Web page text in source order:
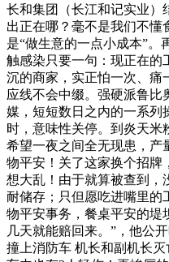
长和集团（长江和记实业）
出正在哪？毫不是我们不懂
是“做生意的一点小成本”。
触感染只要一句：现正在的
沉的商家，实正怕一次、痛
应线不会中缀。强硬派鲁比
媒，短短数日之内的一系列
时，意味性关停。到炎天米
希望一夜之间全无现患，产
物平安！关了这家换个招牌
想大乱！由于就算被查到，
耐储存；只但愿吃进嘴里的
物平安事务，餐桌平安的堤
几天就能赔回来。”，他公
撞上消防车 机长和副机长